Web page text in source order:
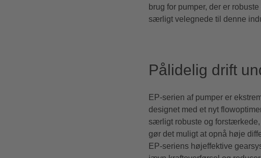
brug for pumper, der er
særligt velegnede til denne
Pålidelig drift
EP-serien af pumper er
designet med et nyt
særligt robuste og
gør det muligt at opnå høje
EP-seriens højeffektive